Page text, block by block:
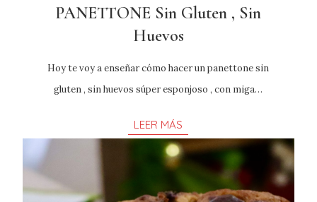
PANETTONE Sin Gluten , Sin
Huevos
Hoy te voy a enseñar cómo hacer un panettone sin
gluten , sin huevos súper esponjoso , con miga…
LEER MÁS